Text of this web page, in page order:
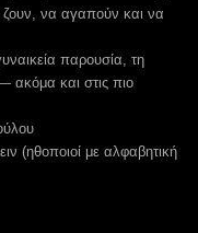
ζουν, να αγαπούν και να
παρουσία, τη
ακόμα και στις πιο
(ηθοποιοί με αλφαβητική